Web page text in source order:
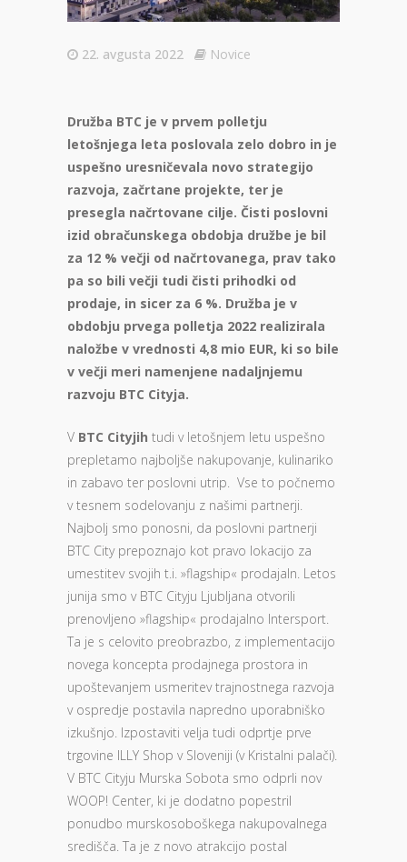
22. avgusta 2022 Novice
Družba BTC je v prvem polletju
letošnjega leta poslovala zelo dobro in je
uspešno uresničevala novo strategijo
razvoja, začrtane projekte, ter je
presegla načrtovane cilje. Čisti poslovni
izid obračunskega obdobja družbe je bil
za 12 % večji od načrtovanega, prav tako
pa so bili večji tudi čisti prihodki od
prodaje, in sicer za 6 %. Družba je v
obdobju prvega polletja 2022 realizirala
naložbe v vrednosti 4,8 mio EUR, ki so bile
v večji meri namenjene nadaljnjemu
razvoju BTC Cityja.
V BTC Cityjih tudi v letošnjem letu uspešno
prepletamo najboljše nakupovanje, kulinariko
in zabavo ter poslovni utrip. Vse to počnemo
v tesnem sodelovanju z našimi partnerji.
Najbolj smo ponosni, da poslovni partnerji
BTC City prepoznajo kot pravo lokacijo za
umestitev svojih t.i. »flagship« prodajaln. Letos
junija smo v BTC Cityju Ljubljana otvorili
prenovljeno »flagship« prodajalno Intersport.
Ta je s celovito preobrazbo, z implementacijo
novega koncepta prodajnega prostora in
upoštevanjem usmeritev trajnostnega razvoja
v ospredje postavila napredno uporabniško
izkušnjo. Izpostaviti velja tudi odprtje prve
trgovine ILLY Shop v Sloveniji (v Kristalni palači).
V BTC Cityju Murska Sobota smo odprli nov
WOOP! Center, ki je dodatno popestril
ponudbo murskosoboškega nakupovalnega
središča. Ta je z novo atrakcijo postal